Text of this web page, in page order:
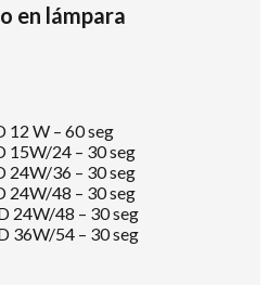
en lámpara
12 W – 60 seg
15W/24 – 30 seg
24W/36 – 30 seg
24W/48 – 30 seg
24W/48 – 30 seg
36W/54 – 30 seg